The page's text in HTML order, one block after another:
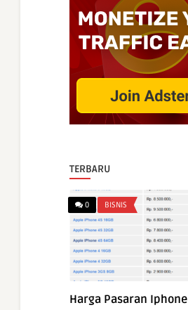
TERBARU
0 BISNIS
Harga Pasaran Iphone